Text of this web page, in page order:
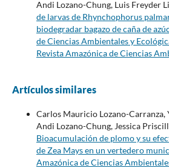
Andi Lozano-Chung, Luis Freyder
de larvas de Rhynchophorus
biodegradar bagazo de caña de
de Ciencias Ambientales y
Revista Amazónica de Ciencias
Artículos similares
Carlos Mauricio Lozano-Carranza,
Andi Lozano-Chung, Jessica
Bioacumulación de plomo y su
de Zea Mays en un vertedero
Amazónica de Ciencias